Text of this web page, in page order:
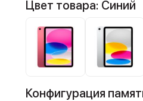
Цвет товара: Синий
Конфигурация